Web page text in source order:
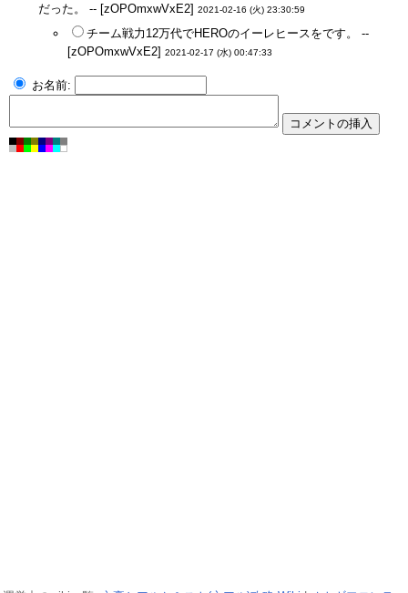
だった。 -- [zOPOmxwVxE2] 2021-02-16 (火) 23:30:59
チーム戦力12万代でHEROのイーレヒースをです。 --
[zOPOmxwVxE2] 2021-02-17 (水) 00:47:33
お名前: